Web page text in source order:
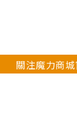
關注魔力商